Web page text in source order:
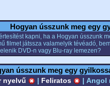
Hogyan ússzunk meg egy
kapni, ha a Hogyan ússzunk
filmet játssza valamelyik tévéadó,
DVD-n vagy Blu-ray lemezen?
ússzunk meg egy
nyelvű | Feliratos | Angol